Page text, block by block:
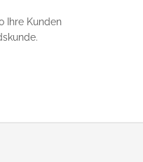
Ihre Kunden